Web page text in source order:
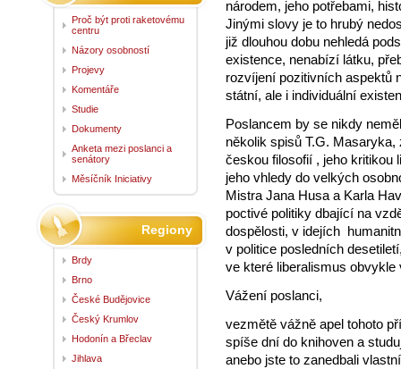
národem, jeho potřebami,
Jinými slovy je to hrubý
již dlouhou dobu nehledá
existence, nenabízí látku,
rozvíjení pozitivních aspektů
státní, ale i individuální
Poslancem by se nikdy
několik spisů T.G.
českou filosofií , jeho kritikou
jeho vhledy do velkých
Mistra Jana Husa a Karla
poctivé politiky dbající na
dospělosti, v idejích
v politice posledních
ve které liberalismus
Vážení poslanci,
vezmětě vážně apel tohoto
spíše dní do knihoven a
anebo jste to zanedbali
Proč být proti raketovému
centru
Názory osobností
Projevy
Komentáře
Studie
Dokumenty
Anketa mezi poslanci a
senátory
Měsíčník Iniciativy
Regiony
Brdy
Brno
České Budějovice
Český Krumlov
Hodonín a Břeclav
Jihlava